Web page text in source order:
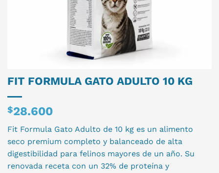
FIT FORMULA GATO ADULTO 10 KG
$28.600
Fit Formula Gato Adulto de 10 kg es un alimento
seco premium completo y balanceado de alta
digestibilidad para felinos mayores de un año. Su
renovada receta con un 32% de proteína y